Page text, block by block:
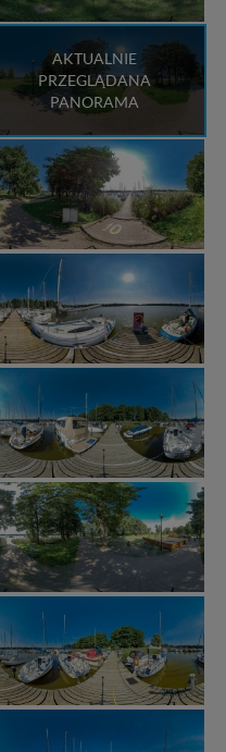
AKTUALNIE
PRZEGLĄDANA
PANORAMA